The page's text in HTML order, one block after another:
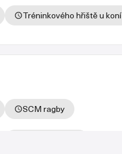
Tréninkového hřiště u koní
SCM ragby